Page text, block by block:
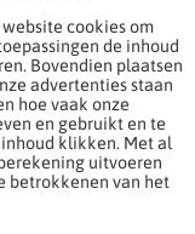
cookies om
de inhoud
Bovendien plaatsen
advertenties staan
hoe vaak onze
en gebruikt en te
klikken. Met al
uitvoeren
betrokkenen van het